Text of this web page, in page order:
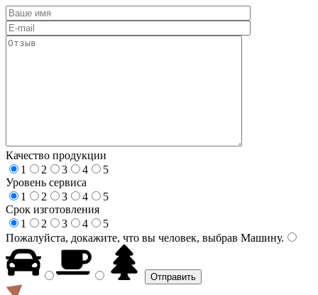
Качество продукции
1
2 3 4
5
Уровень сервиса
1
2 3 4
5
Срок изготовления
1
2 3 4
5
Пожалуйста, докажите, что вы человек, выбрав Машину.